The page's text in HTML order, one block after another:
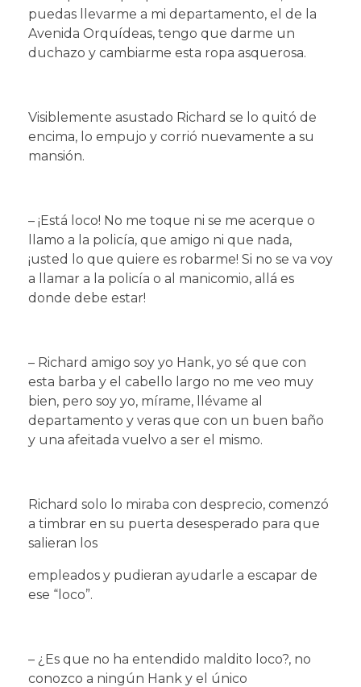
puedas llevarme a mi departamento, el de la
Avenida Orquídeas, tengo que darme un
duchazo y cambiarme esta ropa asquerosa.
Visiblemente asustado Richard se lo quitó de
encima, lo empujo y corrió nuevamente a su
mansión.
– ¡Está loco! No me toque ni se me acerque o
llamo a la policía, que amigo ni que nada,
¡usted lo que quiere es robarme! Si no se va voy
a llamar a la policía o al manicomio, allá es
donde debe estar!
– Richard amigo soy yo Hank, yo sé que con
esta barba y el cabello largo no me veo muy
bien, pero soy yo, mírame, llévame al
departamento y veras que con un buen baño
y una afeitada vuelvo a ser el mismo.
Richard solo lo miraba con desprecio, comenzó
a timbrar en su puerta desesperado para que
salieran los
empleados y pudieran ayudarle a escapar de
ese “loco”.
– ¿Es que no ha entendido maldito loco?, no
conozco a ningún Hank y el único